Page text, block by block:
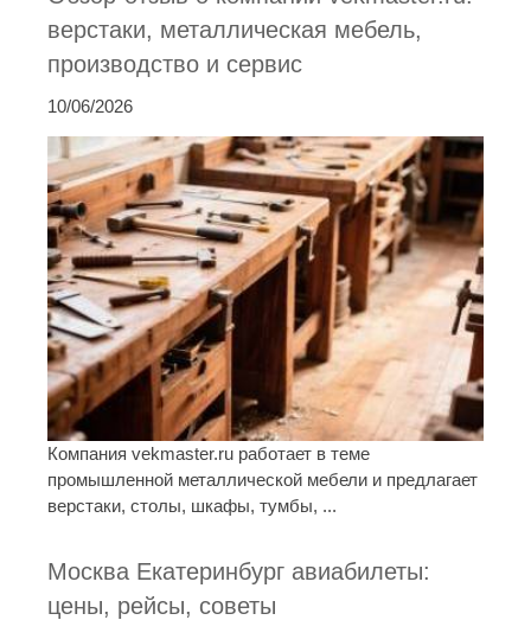
верстаки, металлическая мебель,
производство и сервис
10/06/2026
Компания vekmaster.ru работает в теме
промышленной металлической мебели и предлагает
верстаки, столы, шкафы, тумбы, ...
Москва Екатеринбург авиабилеты:
цены, рейсы, советы